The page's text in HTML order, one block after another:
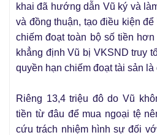
khai đã hướng dẫn Vũ ký và
và đồng thuận, tạo điều kiện để
chiếm đoạt toàn bộ số tiền hơn
khẳng định Vũ bị VKSND truy
quyền hạn chiếm đoạt tài sản là
Riêng 13,4 triệu đô do Vũ
tiền từ đâu để mua ngoại tệ
cứu trách nhiệm hình sự đối